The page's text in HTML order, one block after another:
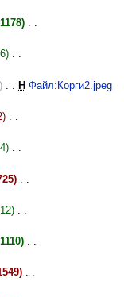
Н Файл:Корги2.jpeg